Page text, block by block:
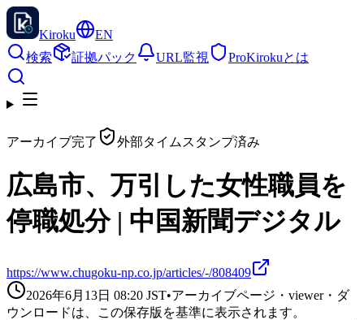
Kiroku
EN
検索
証拠パック URL監視 ProKirokuとは
アーカイブ完了 外部タイムスタンプ済み
広島市、万引した女性職員を
停職処分 | 中国新聞デジタル
https://www.chugoku-np.co.jp/articles/-/808409
2026年6月13日 08:20 JST•アーカイブページ・viewer・ダ
ウンロードは、この保存版を基準に表示されます。